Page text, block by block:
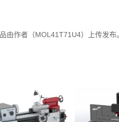
由作者（MOL41T71U4）上传发